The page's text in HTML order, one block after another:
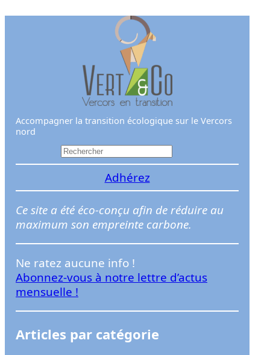
Accompagner la transition écologique sur le Vercors
nord
e
h
e
r
e
r
Adhérez
Ce site a été éco-conçu afin de réduire au
maximum son empreinte carbone.
Ne ratez aucune info !
Abonnez-vous à notre lettre d’actus
mensuelle !
Articles par catégorie